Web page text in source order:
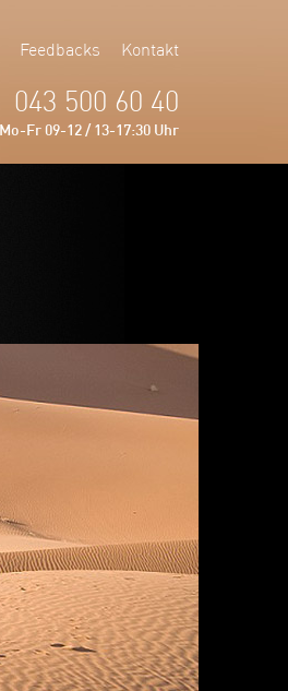
Feedbacks Kontakt
043 500 60 40
Mo-Fr 09-12 / 13-17:30 Uhr